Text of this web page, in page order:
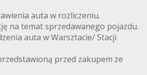
auta w rozliczeniu.
na temat sprzedawanego pojazdu.
auta w Warsztacie/ Stacji
przed zakupem ze